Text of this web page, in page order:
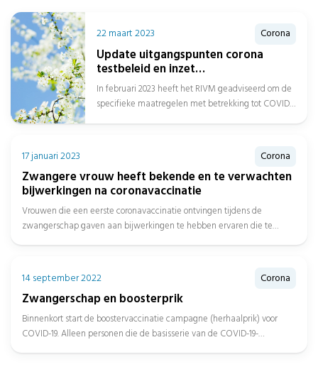
22 maart 2023 Corona
Update uitgangspunten corona
testbeleid en inzet
zorgmedewerkers buiten het
ziekenhuis
In februari 2023 heeft het RIVM geadviseerd om de
specifieke maatregelen met betrekking tot COVID-
17 januari 2023 Corona
Zwangere vrouw heeft bekende en te verwachten
bijwerkingen na coronavaccinatie
Vrouwen die een eerste coronavaccinatie ontvingen tijdens de
zwangerschap gaven aan bijwerkingen te hebben ervaren die te
14 september 2022 Corona
Zwangerschap en boosterprik
Binnenkort start de boostervaccinatie campagne (herhaalprik) voor
COVID-19. Alleen personen die de basisserie van de COVID-19-